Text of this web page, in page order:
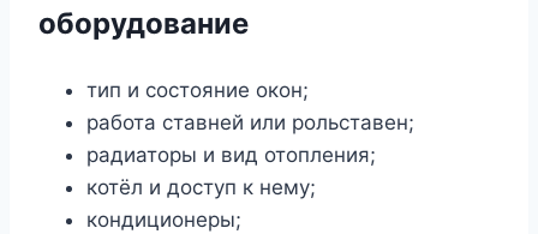
оборудование
тип и состояние окон;
работа ставней или рольставен;
радиаторы и вид отопления;
котёл и доступ к нему;
кондиционеры;